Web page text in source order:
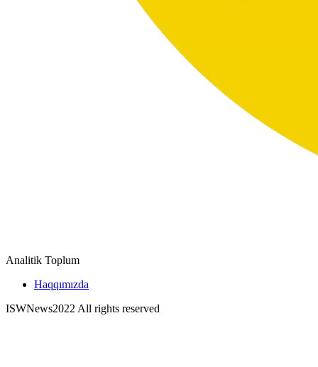
Analitik Toplum
Haqqımızda
ISWNews2022 All rights reserved